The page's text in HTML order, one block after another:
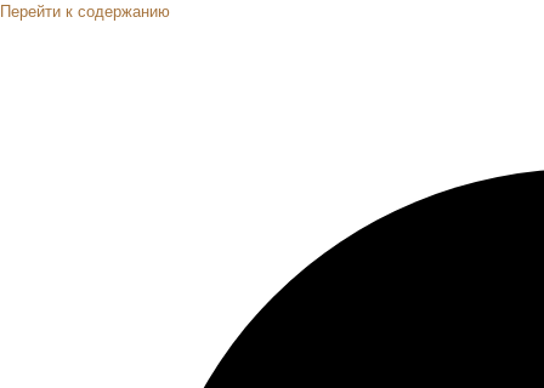
Перейти к содержанию